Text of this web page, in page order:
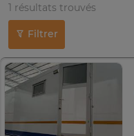
1 résultats trouvés
Filtrer